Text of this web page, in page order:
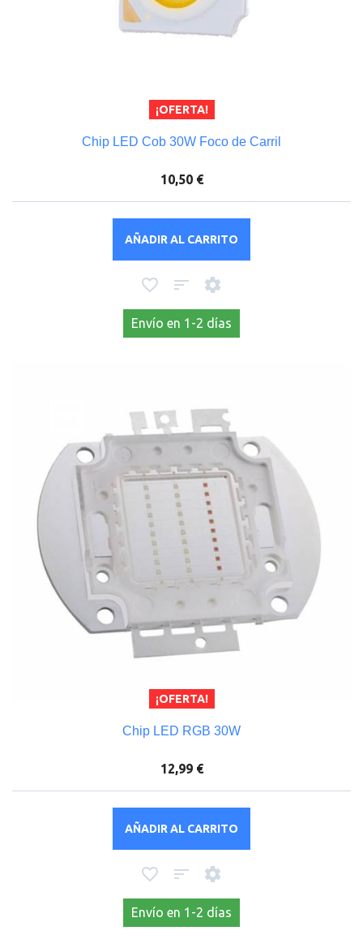
¡OFERTA!
Chip LED Cob 30W Foco de Carril
10,50 €
AÑADIR AL CARRITO
Envío en 1-2 días
¡OFERTA!
Chip LED RGB 30W
12,99 €
AÑADIR AL CARRITO
Envío en 1-2 días